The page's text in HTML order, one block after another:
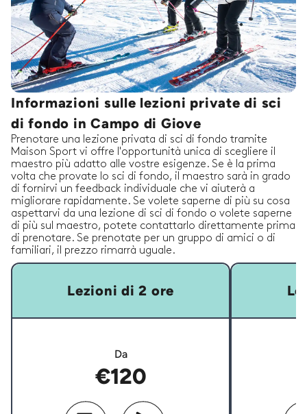
Informazioni sulle lezioni private di sci
di fondo in Campo di Giove
Prenotare una lezione privata di sci di fondo tramite
Maison Sport vi offre l'opportunità unica di scegliere il
maestro più adatto alle vostre esigenze. Se è la prima
volta che provate lo sci di fondo, il maestro sarà in grado
di fornirvi un feedback individuale che vi aiuterà a
migliorare rapidamente. Se volete saperne di più su cosa
aspettarvi da una lezione di sci di fondo o volete saperne
di più sul maestro, potete contattarlo direttamente prima
di prenotare. Se prenotate per un gruppo di amici o di
familiari, il prezzo rimarrà uguale.
Lezioni di 2 ore
Da
€120